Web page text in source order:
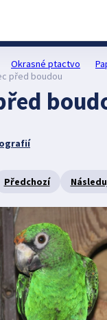
Okrasné ptactvo
před boudou
Předchozí